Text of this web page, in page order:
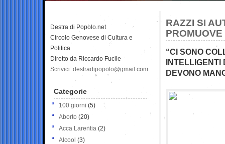
RAZZI SI
PROMUOVE
“CI SONO
INTELLIGENTI
DEVONO
Destra di Popolo.net
Circolo Genovese di Cultura e
Politica
Diretto da Riccardo Fucile
Scrivici: destradipopolo@gmail.com
Categorie
100 giorni (5)
Aborto (20)
Acca Larentia (2)
Alcool (3)